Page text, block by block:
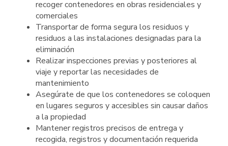
recoger contenedores en obras residenciales y
comerciales
Transportar de forma segura los residuos y
residuos a las instalaciones designadas para la
eliminación
Realizar inspecciones previas y posteriores al
viaje y reportar las necesidades de
mantenimiento
Asegúrate de que los contenedores se coloquen
en lugares seguros y accesibles sin causar daños
a la propiedad
Mantener registros precisos de entrega y
recogida, registros y documentación requerida